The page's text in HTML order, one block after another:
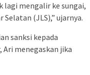
lagi mengalir ke sungai,
(JLS),” ujarnya.
sanksi kepada
menegaskan jika